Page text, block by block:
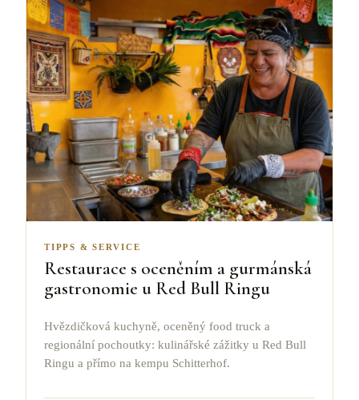
TIPPS & SERVICE
Restaurace s oceněním a gurmánská
gastronomie u Red Bull Ringu
Hvězdičková kuchyně, oceněný food truck a
regionální pochoutky: kulinářské zážitky u Red Bull
Ringu a přímo na kempu Schitterhof.